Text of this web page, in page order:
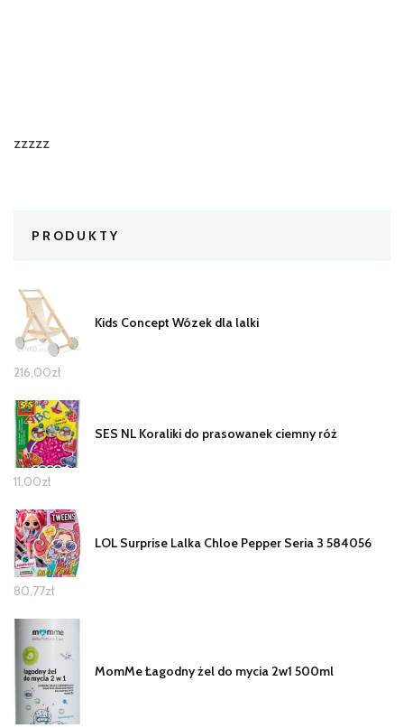
zzzzz
PRODUKTY
Kids Concept Wózek dla lalki
216,00zł
SES NL Koraliki do prasowanek ciemny róż
11,00zł
LOL Surprise Lalka Chloe Pepper Seria 3 584056
80,77zł
MomMe Łagodny żel do mycia 2w1 500ml